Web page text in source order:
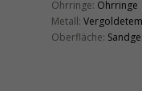
Ohrringe: Ohrringe
Metall:
Oberfläche: